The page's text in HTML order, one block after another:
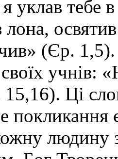
уклав тебе
(Єр.
учнів:
15,16). Ці
покликання
людину